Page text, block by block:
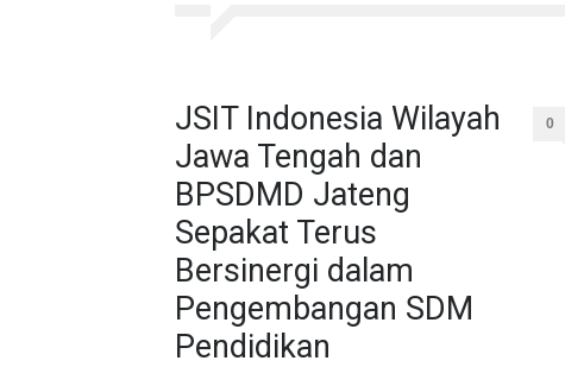
JSIT Indonesia Wilayah
Jawa Tengah dan
BPSDMD Jateng
Sepakat Terus
Bersinergi dalam
Pengembangan SDM
Pendidikan
0